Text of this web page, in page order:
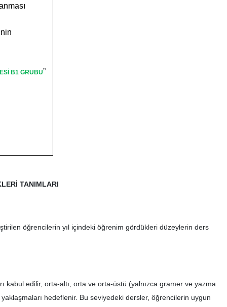
B1 GRUBU”
TANIMLARI
öğrencilerin yıl içindeki öğrenim gördükleri düzeylerin ders
kabul edilir, orta-altı, orta ve orta-üstü (yalnızca gramer ve yazma
hedeflenir. Bu seviyedeki dersler, öğrencilerin uygun